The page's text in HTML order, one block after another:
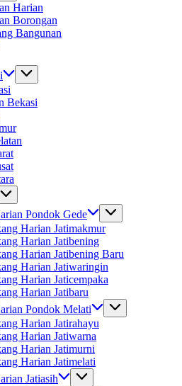
Harian
Borongan
Bangunan
Bekasi
Pondok Gede
Harian Jatimakmur
Harian Jatibening
Harian Jatibening Baru
Harian Jatiwaringin
Harian Jaticempaka
Harian Jatibaru
Pondok Melati
Harian Jatirahayu
Harian Jatiwarna
Harian Jatimurni
Harian Jatimelati
Jatiasih